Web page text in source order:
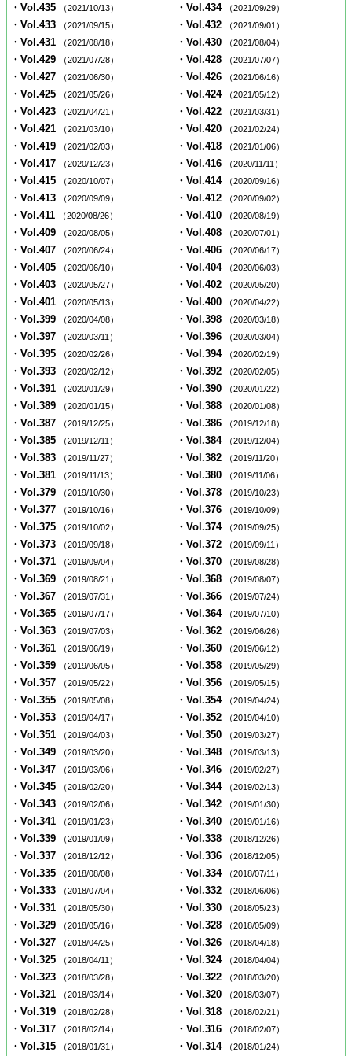
・Vol.435 （2021/10/13） ・Vol.434 （2021/09/29）
・Vol.433 （2021/09/15） ・Vol.432 （2021/09/01）
・Vol.431 （2021/08/18） ・Vol.430 （2021/08/04）
・Vol.429 （2021/07/28） ・Vol.428 （2021/07/07）
・Vol.427 （2021/06/30） ・Vol.426 （2021/06/16）
・Vol.425 （2021/05/26） ・Vol.424 （2021/05/12）
・Vol.423 （2021/04/21） ・Vol.422 （2021/03/31）
・Vol.421 （2021/03/10） ・Vol.420 （2021/02/24）
・Vol.419 （2021/02/03） ・Vol.418 （2021/01/06）
・Vol.417 （2020/12/23） ・Vol.416 （2020/11/11）
・Vol.415 （2020/10/07） ・Vol.414 （2020/09/16）
・Vol.413 （2020/09/09） ・Vol.412 （2020/09/02）
・Vol.411 （2020/08/26） ・Vol.410 （2020/08/19）
・Vol.409 （2020/08/05） ・Vol.408 （2020/07/01）
・Vol.407 （2020/06/24） ・Vol.406 （2020/06/17）
・Vol.405 （2020/06/10） ・Vol.404 （2020/06/03）
・Vol.403 （2020/05/27） ・Vol.402 （2020/05/20）
・Vol.401 （2020/05/13） ・Vol.400 （2020/04/22）
・Vol.399 （2020/04/08） ・Vol.398 （2020/03/18）
・Vol.397 （2020/03/11） ・Vol.396 （2020/03/04）
・Vol.395 （2020/02/26） ・Vol.394 （2020/02/19）
・Vol.393 （2020/02/12） ・Vol.392 （2020/02/05）
・Vol.391 （2020/01/29） ・Vol.390 （2020/01/22）
・Vol.389 （2020/01/15） ・Vol.388 （2020/01/08）
・Vol.387 （2019/12/25） ・Vol.386 （2019/12/18）
・Vol.385 （2019/12/11） ・Vol.384 （2019/12/04）
・Vol.383 （2019/11/27） ・Vol.382 （2019/11/20）
・Vol.381 （2019/11/13） ・Vol.380 （2019/11/06）
・Vol.379 （2019/10/30） ・Vol.378 （2019/10/23）
・Vol.377 （2019/10/16） ・Vol.376 （2019/10/09）
・Vol.375 （2019/10/02） ・Vol.374 （2019/09/25）
・Vol.373 （2019/09/18） ・Vol.372 （2019/09/11）
・Vol.371 （2019/09/04） ・Vol.370 （2019/08/28）
・Vol.369 （2019/08/21） ・Vol.368 （2019/08/07）
・Vol.367 （2019/07/31） ・Vol.366 （2019/07/24）
・Vol.365 （2019/07/17） ・Vol.364 （2019/07/10）
・Vol.363 （2019/07/03） ・Vol.362 （2019/06/26）
・Vol.361 （2019/06/19） ・Vol.360 （2019/06/12）
・Vol.359 （2019/06/05） ・Vol.358 （2019/05/29）
・Vol.357 （2019/05/22） ・Vol.356 （2019/05/15）
・Vol.355 （2019/05/08） ・Vol.354 （2019/04/24）
・Vol.353 （2019/04/17） ・Vol.352 （2019/04/10）
・Vol.351 （2019/04/03） ・Vol.350 （2019/03/27）
・Vol.349 （2019/03/20） ・Vol.348 （2019/03/13）
・Vol.347 （2019/03/06） ・Vol.346 （2019/02/27）
・Vol.345 （2019/02/20） ・Vol.344 （2019/02/13）
・Vol.343 （2019/02/06） ・Vol.342 （2019/01/30）
・Vol.341 （2019/01/23） ・Vol.340 （2019/01/16）
・Vol.339 （2019/01/09） ・Vol.338 （2018/12/26）
・Vol.337 （2018/12/12） ・Vol.336 （2018/12/05）
・Vol.335 （2018/08/08） ・Vol.334 （2018/07/11）
・Vol.333 （2018/07/04） ・Vol.332 （2018/06/06）
・Vol.331 （2018/05/30） ・Vol.330 （2018/05/23）
・Vol.329 （2018/05/16） ・Vol.328 （2018/05/09）
・Vol.327 （2018/04/25） ・Vol.326 （2018/04/18）
・Vol.325 （2018/04/11） ・Vol.324 （2018/04/04）
・Vol.323 （2018/03/28） ・Vol.322 （2018/03/20）
・Vol.321 （2018/03/14） ・Vol.320 （2018/03/07）
・Vol.319 （2018/02/28） ・Vol.318 （2018/02/21）
・Vol.317 （2018/02/14） ・Vol.316 （2018/02/07）
・Vol.315 （2018/01/31） ・Vol.314 （2018/01/24）